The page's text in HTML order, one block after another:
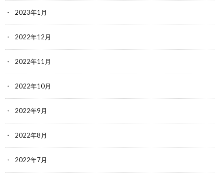
2023年1月
2022年12月
2022年11月
2022年10月
2022年9月
2022年8月
2022年7月